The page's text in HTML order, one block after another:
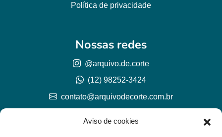
Aviso de cookies
Política de privacidade
Nossas redes
@arquivo.de.corte
(12) 98252-3424
contato@arquivodecorte.com.br